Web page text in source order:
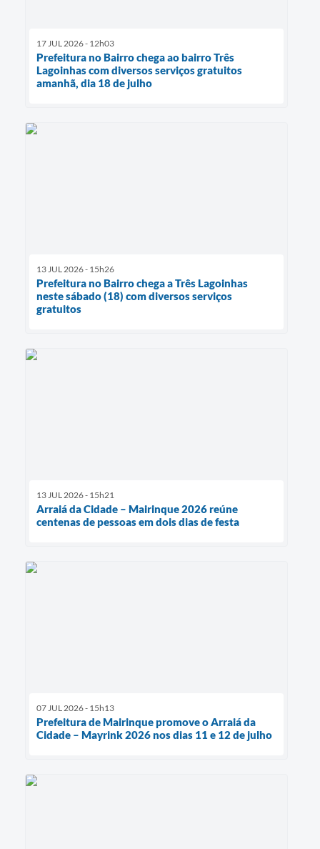
17 JUL 2026 - 12h03
Prefeitura no Bairro chega ao bairro Três
Lagoinhas com diversos serviços gratuitos
amanhã, dia 18 de julho
13 JUL 2026 - 15h26
Prefeitura no Bairro chega a Três Lagoinhas
neste sábado (18) com diversos serviços
gratuitos
13 JUL 2026 - 15h21
Arraiá da Cidade – Mairinque 2026 reúne
centenas de pessoas em dois dias de festa
07 JUL 2026 - 15h13
Prefeitura de Mairinque promove o Arraiá da
Cidade – Mayrink 2026 nos dias 11 e 12 de julho